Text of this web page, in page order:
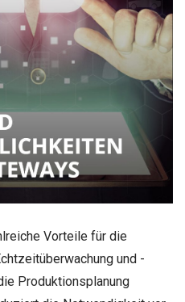
Vorteile für die
und -
Produktionsplanung